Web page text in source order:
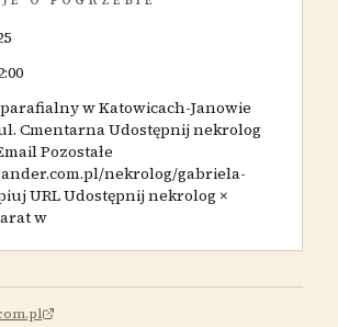
w Katowicach-Janowie
Cmentarna Udostępnij nekrolog
Pozostałe
nekrolog/gabriela-
URL Udostępnij nekrolog ×
w